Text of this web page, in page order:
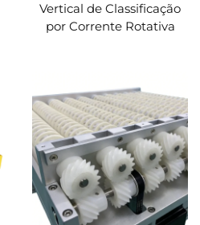
Vertical de Classificação
por Corrente Rotativa